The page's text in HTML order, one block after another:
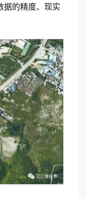
据的精度、现实